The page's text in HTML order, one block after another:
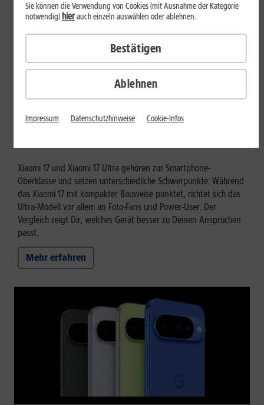
Tests & Vergleiche
Xiaomi 17 vs. Xiaomi 17 Ultra: Für
Xiaomi 17 und Xiaomi 17 Ultra gehören zur Smartphone-
Oberklasse und setzen unterschiedliche Schwerpunkte: Während
das Xiaomi 17 mit kompakter Bauweise punktet, richtet sich das
Ultra-Modell vor allem an Foto-Fans und Power-User. Der
Vergleich zeigt Dir, welches Gerät besser zu Deinen Ansprüchen
passt.
Mehr erfahren
Ablehnen
Sie können die Verwendung von Cookies (mit Ausnahme der Kategorie
notwendig) hierauch einzeln auswählen oder ablehnen.
Bestätigen
Impressum Datenschutzhinweise Cookie-Infos